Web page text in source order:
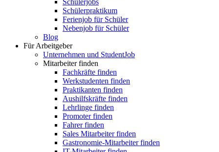
Schülerjobs
Schülerpraktikum
Ferienjob für Schüler
Nebenjob für Schüler
Blog
Für Arbeitgeber
Unternehmen und StudentJob
Mitarbeiter finden
Fachkräfte finden
Werkstudenten finden
Praktikanten finden
Aushilfskräfte finden
Lehrlinge finden
Promoter finden
Fahrer finden
Sales Mitarbeiter finden
Gastronomie-Mitarbeiter finden